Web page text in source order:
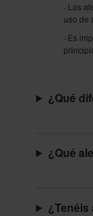
· Las
uso de
· Es
¿Qué
¿Qué